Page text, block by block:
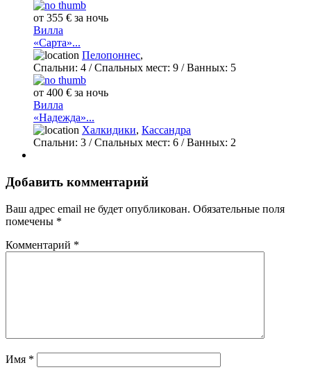
от 355 € за ночь
Вилла
«Сарта»...
Пелопоннес,
Спальни: 4 / Спальных мест: 9 /Ванных: 5
от 400 € за ночь
Вилла
«Надежда»...
Халкидики, Кассандра
Спальни: 3 / Спальных мест: 6 /Ванных: 2
Добавить комментарий
Ваш адрес email не будет опубликован. Обязательные поля
помечены *
Комментарий *
Имя *